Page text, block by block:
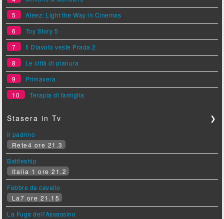
5
Ateez: Light the Way in Cinemas
6
Toy Story 5
7
Il Diavolo veste Prada 2
8
Le città di pianura
9
Primavera
10
Terapia di famiglia
Stasera in Tv ❯
Il padrino
Rete4 ore 21.3
Battleship
Italia 1 ore 21.2
Febbre da cavallo
La7 ore 21.15
La Fuga dell'Assassino